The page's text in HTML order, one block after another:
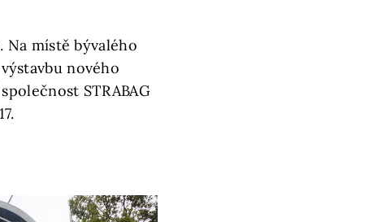
Na místě bývalého
nového
STRABAG